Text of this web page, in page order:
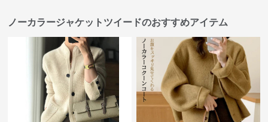
ノーカラージャケットツイードのおすすめアイテム